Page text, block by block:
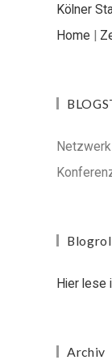
Kölner
Home |
Hier lese
Archiv